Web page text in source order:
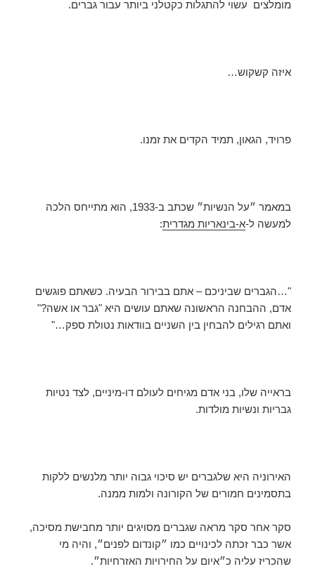
מומלצים עשוי להתגלות כקטלני ביותר עבור גברים.
איזה קשקוש…
פרויד, הגאון, תמיד הקדים את זמנו.
במאמר ״על הנשיות״ שכתב ב-1933, הוא מתייחס הלכה
למעשה ל-א-בינאריות מגדרית:
"…הגברים שביניכם – אתם בבירור הבעיה. כשאתם פוגשים
אדם, ההבחנה הראשונה שאתם עושים היא "גבר או אשה?"
ואתם רגילים להבחין בין השניים בוודאות נטולת ספק…"
בראייה שלו, בני אדם מגיחים לעולם דו-מיניים, לצד נטיות
גבריות ונשיות מולדות.
האירוניה היא שלגברים יש סיכוי גבוה יותר מלנשים ללקות
בתסמינים חמורים של הקורונה ולמות ממנה.
סקר אחר סקר מראה שגברים מסויגים יותר מחבישת מסיכה,
אשר כבר זכתה לכינויים כמו ״קונדום לפנים״, והיה מי
שהכריז עליה כ״איום על החירויות האזרחיות״.